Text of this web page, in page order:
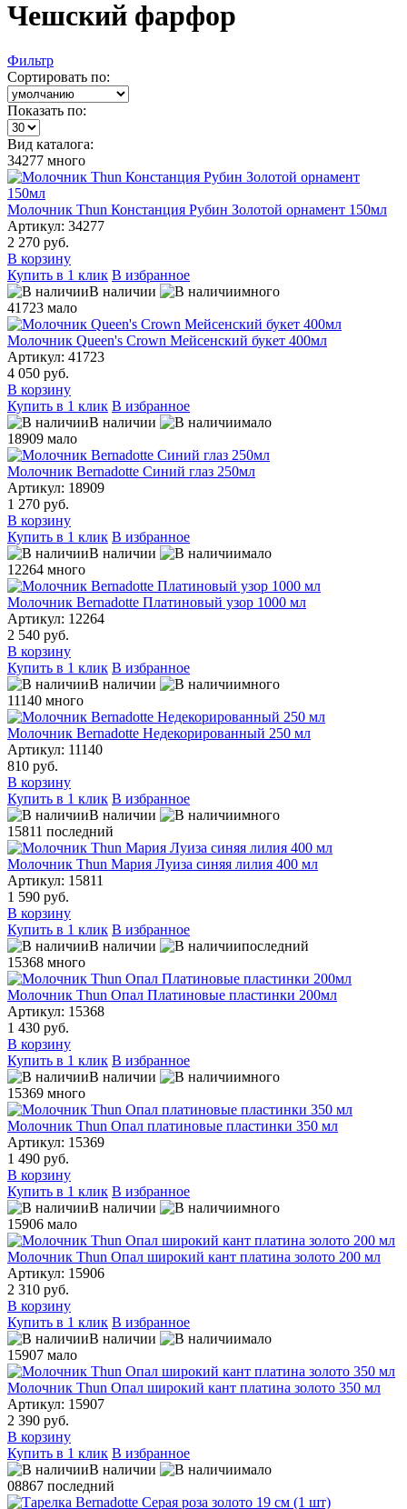
Чешский фарфор
Фильтр
Сортировать по:
Показать по:
Вид каталога:
34277 много
Молочник Thun Констанция Рубин Золотой орнамент 150мл
Артикул: 34277
2 270 руб.
В корзину
Купить в 1 клик В избранное
В наличии
много
41723 мало
Молочник Queen's Crown Мейсенский букет 400мл
Артикул: 41723
4 050 руб.
В корзину
Купить в 1 клик В избранное
В наличии
мало
18909 мало
Молочник Bernadotte Синий глаз 250мл
Артикул: 18909
1 270 руб.
В корзину
Купить в 1 клик В избранное
В наличии
мало
12264 много
Молочник Bernadotte Платиновый узор 1000 мл
Артикул: 12264
2 540 руб.
В корзину
Купить в 1 клик В избранное
В наличии
много
11140 много
Молочник Bernadotte Недекорированный 250 мл
Артикул: 11140
810 руб.
В корзину
Купить в 1 клик В избранное
В наличии
много
15811 последний
Молочник Thun Мария Луиза синяя лилия 400 мл
Артикул: 15811
1 590 руб.
В корзину
Купить в 1 клик В избранное
В наличии
последний
15368 много
Молочник Thun Опал Платиновые пластинки 200мл
Артикул: 15368
1 430 руб.
В корзину
Купить в 1 клик В избранное
В наличии
много
15369 много
Молочник Thun Опал платиновые пластинки 350 мл
Артикул: 15369
1 490 руб.
В корзину
Купить в 1 клик В избранное
В наличии
много
15906 мало
Молочник Thun Опал широкий кант платина золото 200 мл
Артикул: 15906
2 310 руб.
В корзину
Купить в 1 клик В избранное
В наличии
мало
15907 мало
Молочник Thun Опал широкий кант платина золото 350 мл
Артикул: 15907
2 390 руб.
В корзину
Купить в 1 клик В избранное
В наличии
мало
08867 последний